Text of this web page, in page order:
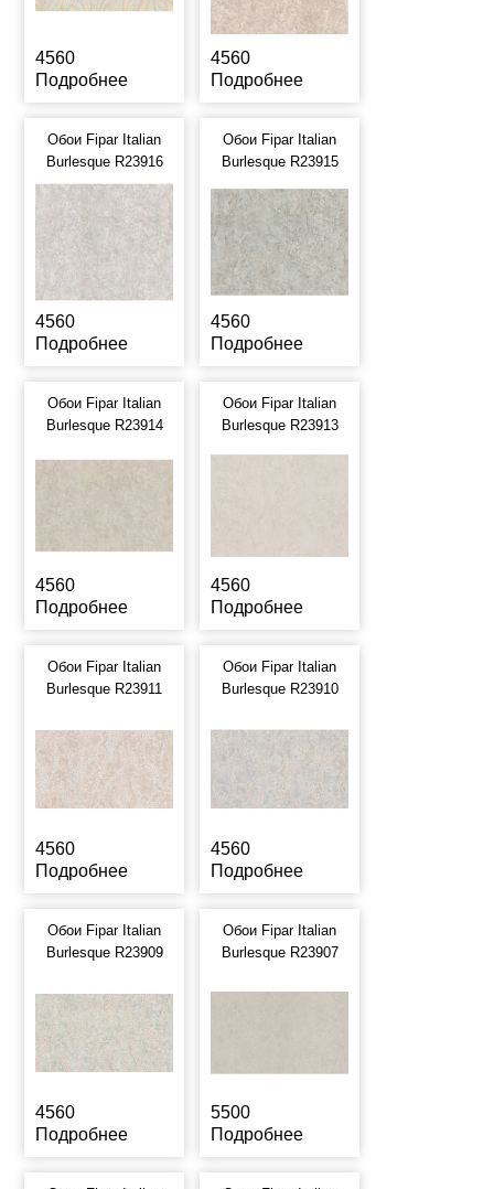
4560
Подробнее
4560
Подробнее
Обои Fipar Italian
Burlesque R23916
4560
Подробнее
Обои Fipar Italian
Burlesque R23915
4560
Подробнее
Обои Fipar Italian
Burlesque R23914
4560
Подробнее
Обои Fipar Italian
Burlesque R23913
4560
Подробнее
Обои Fipar Italian
Burlesque R23911
4560
Подробнее
Обои Fipar Italian
Burlesque R23910
4560
Подробнее
Обои Fipar Italian
Burlesque R23909
4560
Подробнее
Обои Fipar Italian
Burlesque R23907
5500
Подробнее